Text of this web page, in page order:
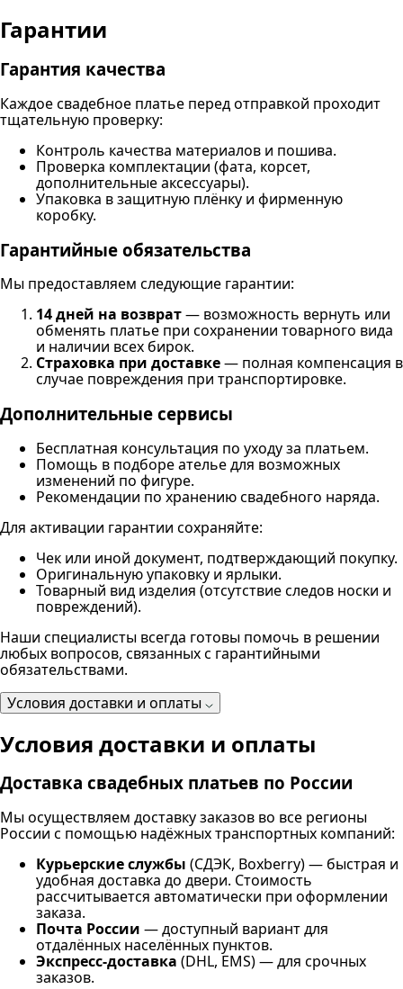
Гарантии
Гарантия качества
Каждое свадебное платье перед отправкой проходит
тщательную проверку:
Контроль качества материалов и пошива.
Проверка комплектации (фата, корсет,
дополнительные аксессуары).
Упаковка в защитную плёнку и фирменную
коробку.
Гарантийные обязательства
Мы предоставляем следующие гарантии:
14 дней на возврат— возможность вернуть или
обменять платье при сохранении товарного вида
и наличии всех бирок.
Страховка при доставке— полная компенсация в
случае повреждения при транспортировке.
Дополнительные сервисы
Бесплатная консультация по уходу за платьем.
Помощь в подборе ателье для возможных
изменений по фигуре.
Рекомендации по хранению свадебного наряда.
Для активации гарантии сохраняйте:
Чек или иной документ, подтверждающий покупку.
Оригинальную упаковку и ярлыки.
Товарный вид изделия (отсутствие следов носки и
повреждений).
Наши специалисты всегда готовы помочь в решении
любых вопросов, связанных с гарантийными
обязательствами.
Условия доставки и оплаты
Условия доставки и оплаты
Доставка свадебных платьев по России
Мы осуществляем доставку заказов во все регионы
России с помощью надёжных транспортных компаний:
Курьерские службы (СДЭК, Boxberry) — быстрая и
удобная доставка до двери. Стоимость
рассчитывается автоматически при оформлении
заказа.
Почта России — доступный вариант для
отдалённых населённых пунктов.
Экспресс-доставка (DHL, EMS) — для срочных
заказов.